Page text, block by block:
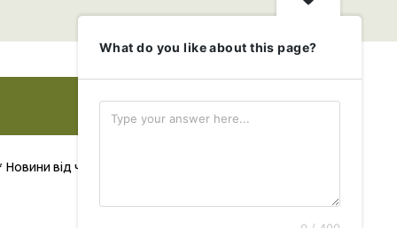
Додати свою новину
Новини від читача публікуються безкоштовно
What do you like about this page?